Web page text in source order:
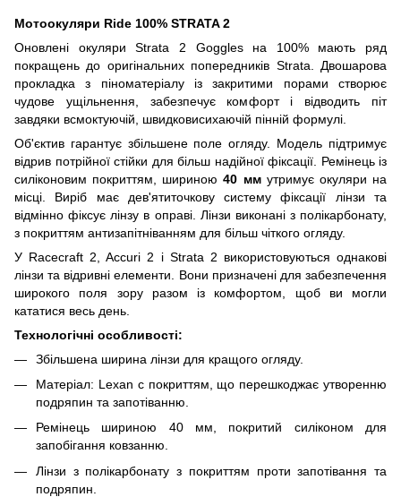
Мотоокуляри Ride 100% STRATA 2
Оновлені окуляри Strata 2 Goggles на 100% мають ряд
покращень до оригінальних попередників Strata. Двошарова
прокладка з піноматеріалу із закритими порами створює
чудове ущільнення, забезпечує комфорт і відводить піт
завдяки всмоктуючій, швидковисихаючій пінній формулі.
Об'єктив гарантує збільшене поле огляду. Модель підтримує
відрив потрійної стійки для більш надійної фіксації. Ремінець із
силіконовим покриттям, шириною40 ммутримує окуляри на
місці. Виріб має дев'ятиточкову систему фіксації лінзи та
відмінно фіксує лінзу в оправі. Лінзи виконані з полікарбонату,
з покриттям антизапітніванням для більш чіткого огляду.
У Racecraft 2, Accuri 2 і Strata 2 використовуються однакові
лінзи та відривні елементи. Вони призначені для забезпечення
широкого поля зору разом із комфортом, щоб ви могли
кататися весь день.
Технологічні особливості:
Збільшена ширина лінзи для кращого огляду.
Матеріал: Lexan c покриттям, що перешкоджає утворенню
подряпин та запотіванню.
Ремінець шириною 40 мм, покритий силіконом для
запобігання ковзанню.
Лінзи з полікарбонату з покриттям проти запотівання та
подряпин.